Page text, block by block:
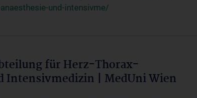
und-intensivme/
für Herz-Thorax-
Intensivmedizin | MedUni Wien